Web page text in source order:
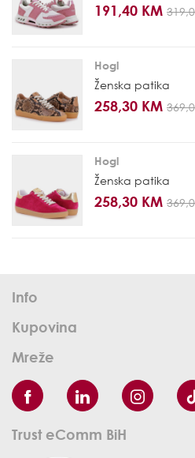
191,40 KM
Hogl
Ženska patika
258,30 KM
Hogl
Ženska patika
258,30 KM
Info
Kupovina
Mreže
Trust eComm BiH